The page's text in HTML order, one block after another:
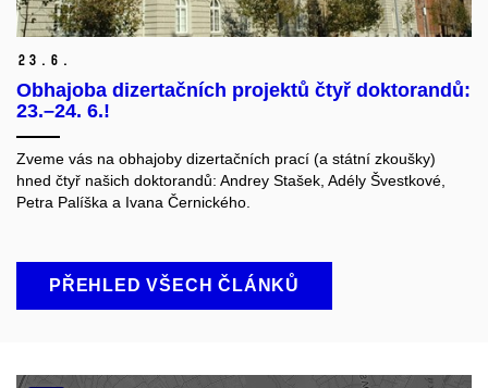
23. 6.
Obhajoba dizertačních projektů čtyř doktorandů:
23.–24. 6.!
Zveme vás na obhajoby dizertačních prací (a státní zkoušky)
hned čtyř našich doktorandů: Andrey Stašek, Adély Švestkové,
Petra Palíška a Ivana Černického.
PŘEHLED VŠECH ČLÁNKŮ